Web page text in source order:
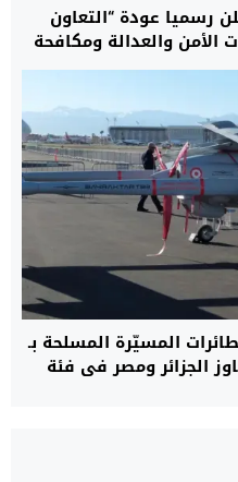
رسميا عودة “التعاون
الأمن والعدالة ومكافحة
المسيّرة المسلحة بـ
الجزائر ومصر في فئة